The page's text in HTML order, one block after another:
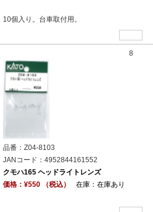
10個入り。台車取付用。
8
品番：Z04-8103
JANコード：4952844161552
クモハ165 ヘッドライトレンズ
価格：¥550 （税込）
在庫：在庫あり